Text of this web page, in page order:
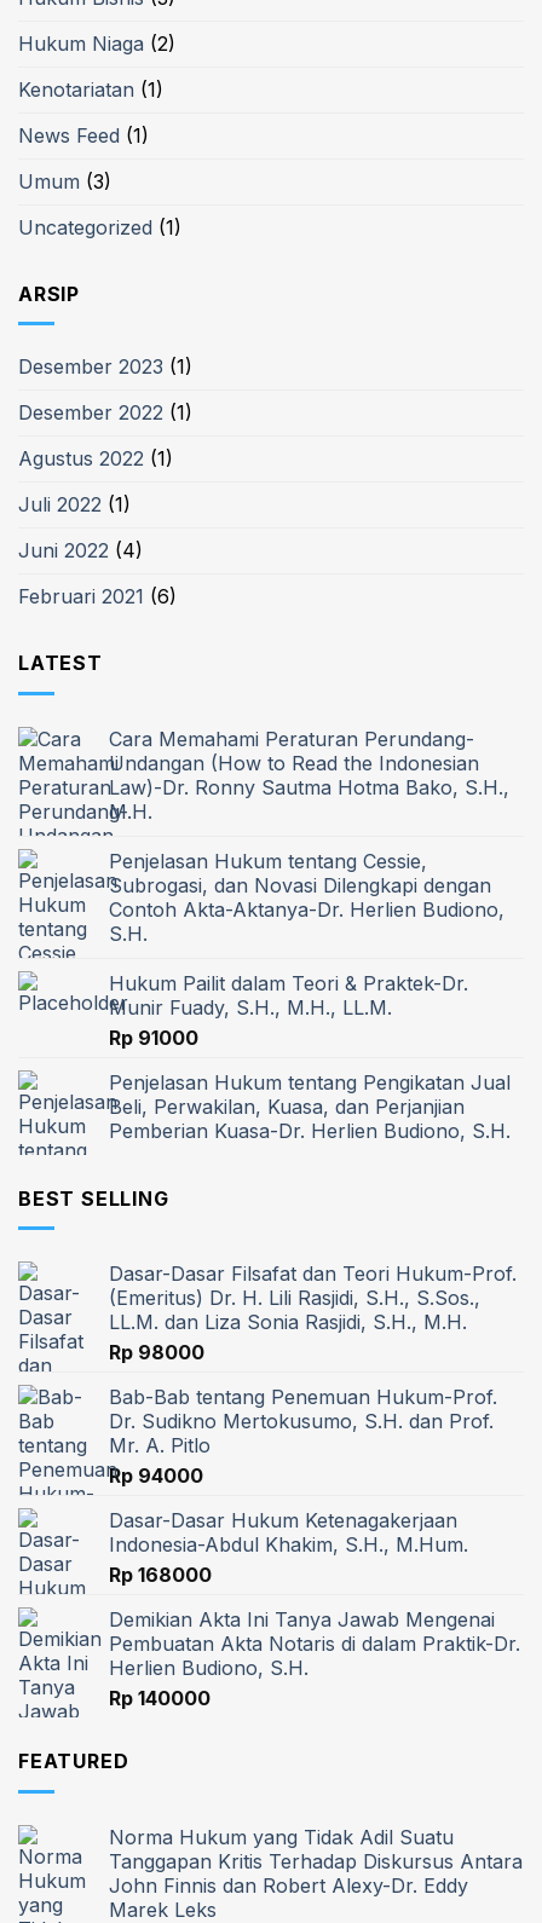
Hukum Niaga (2)
Kenotariatan (1)
News Feed (1)
Umum (3)
Uncategorized (1)
ARSIP
Desember 2023 (1)
Desember 2022 (1)
Agustus 2022 (1)
Juli 2022 (1)
Juni 2022 (4)
Februari 2021 (6)
LATEST
Cara Memahami Peraturan Perundang-
Undangan (How to Read the Indonesian
Law)-Dr. Ronny Sautma Hotma Bako, S.H.,
M.H.
Penjelasan Hukum tentang Cessie,
Subrogasi, dan Novasi Dilengkapi dengan
Contoh Akta-Aktanya-Dr. Herlien Budiono,
S.H.
Hukum Pailit dalam Teori & Praktek-Dr.
Munir Fuady, S.H., M.H., LL.M.
Rp 91000
Penjelasan Hukum tentang Pengikatan Jual
Beli, Perwakilan, Kuasa, dan Perjanjian
Pemberian Kuasa-Dr. Herlien Budiono, S.H.
BEST SELLING
Dasar-Dasar Filsafat dan Teori Hukum-Prof.
(Emeritus) Dr. H. Lili Rasjidi, S.H., S.Sos.,
LL.M. dan Liza Sonia Rasjidi, S.H., M.H.
Rp 98000
Bab-Bab tentang Penemuan Hukum-Prof.
Dr. Sudikno Mertokusumo, S.H. dan Prof.
Mr. A. Pitlo
Rp 94000
Dasar-Dasar Hukum Ketenagakerjaan
Indonesia-Abdul Khakim, S.H., M.Hum.
Rp 168000
Demikian Akta Ini Tanya Jawab Mengenai
Pembuatan Akta Notaris di dalam Praktik-Dr.
Herlien Budiono, S.H.
Rp 140000
FEATURED
Norma Hukum yang Tidak Adil Suatu
Tanggapan Kritis Terhadap Diskursus Antara
John Finnis dan Robert Alexy-Dr. Eddy
Marek Leks